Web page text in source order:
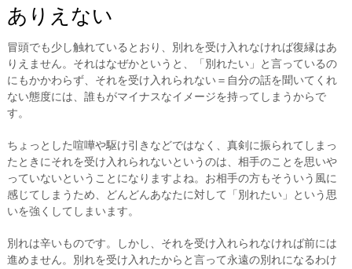
ありえない
冒頭でも少し触れているとおり、別れを受け入れなければ復縁はあ
りえません。それはなぜかというと、「別れたい」と言っているの
にもかかわらず、それを受け入れられない＝自分の話を聞いてくれ
ない態度には、誰もがマイナスなイメージを持ってしまうからで
す。
ちょっとした喧嘩や駆け引きなどではなく、真剣に振られてしまっ
たときにそれを受け入れられないというのは、相手のことを思いや
っていないということになりますよね。お相手の方もそういう風に
感じてしまうため、どんどんあなたに対して「別れたい」という思
いを強くしてしまいます。
別れは辛いものです。しかし、それを受け入れられなければ前には
進めません。別れを受け入れたからと言って永遠の別れになるわけ